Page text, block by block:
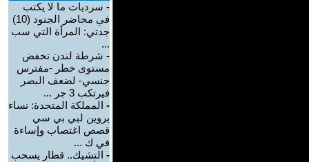
- سرديات ما لا يكتب
في محاضر الجنود (10)
جدتي: المرأة التي سب
...
- شرطة لندن تخفض
مستوى خطر -مفترس
جنسي- لضعف البصر
فيرتكب 3 جر ...
- المملكة المتحدة: نساء
يروين لبي بي سي
قصص اغتصاب وإساءة
في ك ...
- التشيك.. قطار يسحب